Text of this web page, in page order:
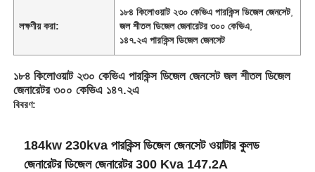
লক্ষণীয় করা:
১৮৪ কিলোওয়াট ২৩০ কেভিএ পারকিন্স ডিজেল জেনসেট,
জল শীতল ডিজেল জেনারেটর ৩০০ কেভিএ
১৪৭.২এ পারকিন্স ডিজেল জেনসেট
১৮৪ কিলোওয়াট ২৩০ কেভিএ পারকিন্স ডিজেল জেনসেট জল শীতল ডিজেল
জেনারেটর ৩০০ কেভিএ ১৪৭.২এ
বিবরণ:
184kw 230kva পারকিন্স ডিজেল জেনসেট ওয়াটার কুলড
জেনারেটর ডিজেল জেনারেটর 300 Kva 147.2A